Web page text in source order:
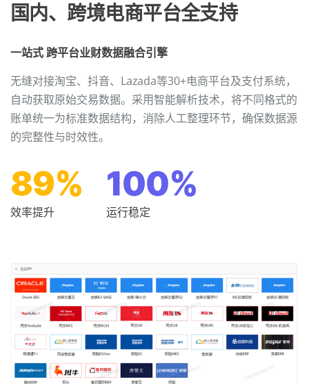
国内、跨境电商平台全支持
一站式 跨平台业财数据融合引擎
无缝对接淘宝、抖音、Lazada等30+电商平台及支付系统，
自动获取原始交易数据。采用智能解析技术，将不同格式的
账单统一为标准数据结构，消除人工整理环节，确保数据源
的完整性与时效性。
89%
效率提升
100%
运行稳定